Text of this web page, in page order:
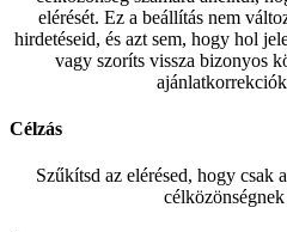
elérését. Ez a beállítás nem
hirdetéseid, és azt sem, hogy hol
vagy szoríts vissza bizonyos
Célzás
Szűkítsd az elérésed, hogy csak